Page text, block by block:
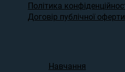
Політика
Договір публічної оферти
Навчання